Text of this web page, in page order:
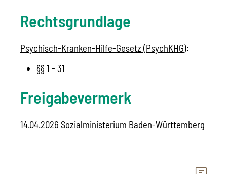
Rechtsgrundlage
Psychisch-Kranken-Hilfe-Gesetz (PsychKHG):
§§ 1 - 31
Freigabevermerk
14.04.2026 Sozialministerium Baden-Württemberg